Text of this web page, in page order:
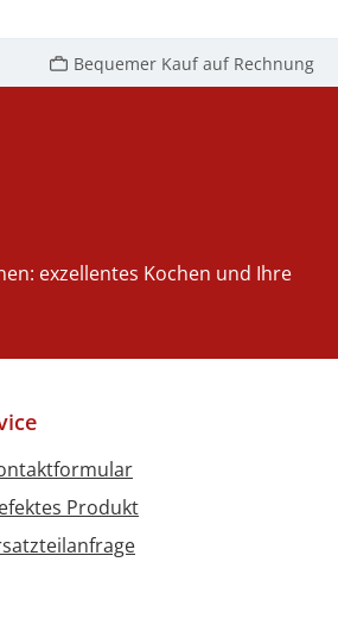
Bequemer Kauf auf Rechnung
exzellentes Kochen und Ihre
Produkt